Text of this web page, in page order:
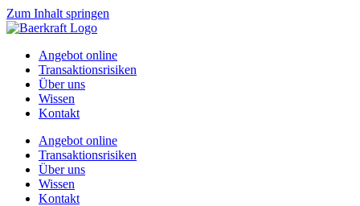
Zum Inhalt springen
Angebot online
Transaktionsrisiken
Über uns
Wissen
Kontakt
Angebot online
Transaktionsrisiken
Über uns
Wissen
Kontakt